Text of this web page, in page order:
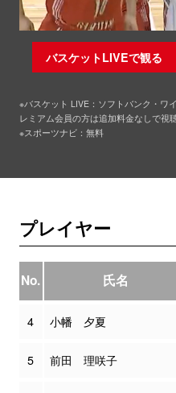
バスケットLIVEで観る
※バスケット LIVE：ソフトバンク・ワ
レミアム会員の方は追加料金なしで視
※スポーツナビ：無料
プレイヤー
No. 氏名
4 小幡 夕夏
5 前田 理咲子